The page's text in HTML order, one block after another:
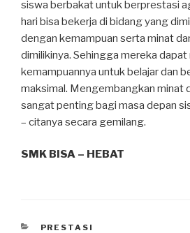
siswa berbakat untuk berprestasi
hari bisa bekerja di bidang yang
dengan kemampuan serta minat
dimilikinya. Sehingga mereka
kemampuannya untuk belajar dan
maksimal. Mengembangkan minat
sangat penting bagi masa depan
– citanya secara gemilang.
SMK BISA – HEBAT
PRESTASI